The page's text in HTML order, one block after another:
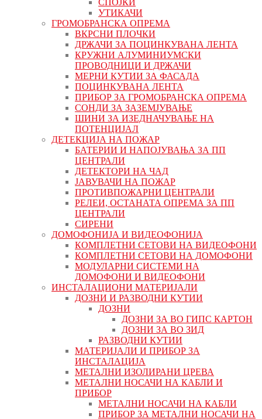
УТИКАЧИ
ГРОМОБРАНСКА ОПРЕМА
ВКРСНИ ПЛОЧКИ
ДРЖАЧИ ЗА ПОЦИНКУВАНА ЛЕНТА
КРУЖНИ АЛУМИНИУМСКИ
ПРОВОДНИЦИ И ДРЖАЧИ
МЕРНИ КУТИИ ЗА ФАСАДА
ПОЦИНКУВАНА ЛЕНТА
ПРИБОР ЗА ГРОМОБРАНСКА ОПРЕМА
СОНДИ ЗА ЗАЗЕМЈУВАЊЕ
ШИНИ ЗА ИЗЕДНАЧУВАЊЕ НА
ПОТЕНЦИЈАЛ
ДЕТЕКЦИЈА НА ПОЖАР
БАТЕРИИ И НАПОЈУВАЊА ЗА ПП
ЦЕНТРАЛИ
ДЕТЕКТОРИ НА ЧАД
ЈАВУВАЧИ НА ПОЖАР
ПРОТИВПОЖАРНИ ЦЕНТРАЛИ
РЕЛЕИ, ОСТАНАТА ОПРЕМА ЗА ПП
ЦЕНТРАЛИ
СИРЕНИ
ДОМОФОНИЈА И ВИДЕОФОНИЈА
КОМПЛЕТНИ СЕТОВИ НА ВИДЕОФОНИ
КОМПЛЕТНИ СЕТОВИ НА ДОМОФОНИ
МОДУЛАРНИ СИСТЕМИ НА
ДОМОФОНИ И ВИДЕОФОНИ
ИНСТАЛАЦИОНИ МАТЕРИЈАЛИ
ДОЗНИ И РАЗВОДНИ КУТИИ
ДОЗНИ
ДОЗНИ ЗА ВО ГИПС КАРТОН
ДОЗНИ ЗА ВО ЗИД
РАЗВОДНИ КУТИИ
МАТЕРИЈАЛИ И ПРИБОР ЗА
ИНСТАЛАЦИЈА
МЕТАЛНИ ИЗОЛИРАНИ ЦРЕВА
МЕТАЛНИ НОСАЧИ НА КАБЛИ И
ПРИБОР
МЕТАЛНИ НОСАЧИ НА КАБЛИ
ПРИБОР ЗА МЕТАЛНИ НОСАЧИ НА